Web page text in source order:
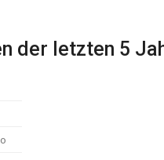
der letzten 5